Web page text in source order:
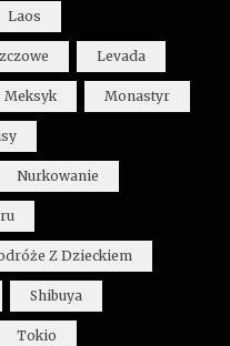
Laos
Levada
Meksyk Monastyr
Nurkowanie
Z Dzieckiem
Shibuya
Tokio